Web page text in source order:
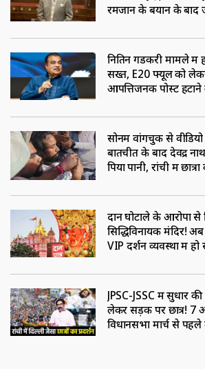
रमजान के बयान के
नितिन गडकरी मामले में
सख्त, E20 फ्यूल को
आपत्तिजनक पोस्ट हटाने
सोनम वांगचुक से
बातचीत के बाद देवेंद्र
पिया पानी, रांची में छात्रों
दान घोटाले के आरोपों से
सिद्धिविनायक मंदिर!
VIP दर्शन व्यवस्था में
JPSC-JSSC में सुधार
लेकर सड़क पर छात्र! 7
विधानसभा मार्च से